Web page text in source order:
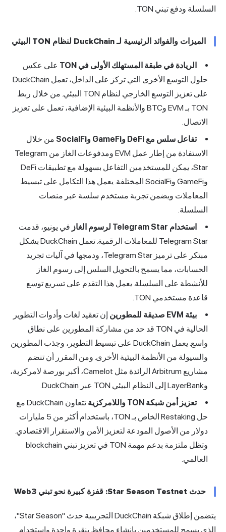
السلسلة ودفع تبني TON.
الميزات والفوائد الرئيسية لـ DuckChain لنظام TON البيئي
الريادة في طبقة المستهلك الأولى في TON
على عكس
حلول التوسع الأخرى التي تركز على الداخل، تعمل DuckChain
على تعزيز التوسع الخارجي لنظام TON البيئي. من خلال ربط
TON بـ EVM وBTC والأنظمة البيئية الإضافية، تعمل على تعزيز
الاتصال.
تفاعل سلس مع DeFi وGameFi وSocialFi
من خلال
الاستفادة من إطار عمل EVM ومدفوعات الغاز من Telegram
Star، يمكن للمستخدمين التفاعل بسهولة مع تطبيقات DeFi
وGameFi وSocialFi المختلفة. يعمل هذا التكامل على تبسيط
المعاملات ويضمن تجربة مستخدم سلسة عبر منصات
السلسلة.
استخدام Telegram Star لرسوم الغاز
في يونيو، قدمت
Telegram Star للمعاملات الرقمية. تعمل DuckChain بشكل
مبتكر على ترميز Telegram Star، ودمجها في آليات تجريد
الحسابات، مما يسمح بالتحويل السلس إلى رسوم الغاز
للأنشطة على السلسلة. يعمل هذا التقدم على تسريع توسع
قاعدة مستخدمي TON.
بيئة EVM صديقة للمطورين
إن تعقيد لغات وأدوات التطوير
الحالية في TON قد حد من مشاركة المطورين على نطاق
واسع. يعمل DuckChain على تبسيط التطوير، وجذب المطورين
والسيولة من الأنظمة البيئية الأخرى. ومن المقرر أن تنضم
مشاريع Arbitrum الرائدة مثل Camelot، أكبر بورصة لامركزية،
وLayerBank إلى النظام البيئي TON عبر DuckChain.
تعزيز أمن شبكة TON واللامركزية
تتعاون DuckChain مع
حل Restaking الخاص بـ TON، باستخدام أكثر من 5 مليارات
دولار من الأصول المودعة لتعزيز الأمن والاستقرار الاقتصادي.
وتظل ملتزمة بدعم مهمة TON في تعزيز تبني blockchain
العالمي.
حدث Star Season Testnet: قفزة كبيرة نحو تبني Web3
يتضمن إطلاق شبكة DuckChain التجريبية حدث "Star Season"،
الذي يسمح للمستخدمين بإنشاء محافظ بنقرة واحدة واستخدام